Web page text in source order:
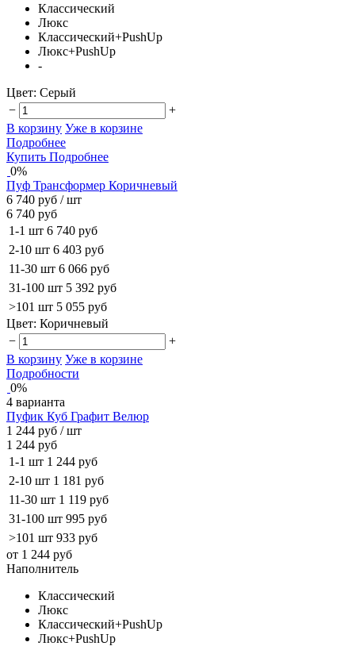
Классический
Люкс
Классический+PushUp
Люкс+PushUp
-
Цвет: Серый
−
+
В корзину Уже в корзине
Подробнее
Купить Подробнее
0%
Пуф Трансформер Коричневый
6 740 руб / шт
6 740 руб
1-1 шт 6 740 руб
2-10 шт 6 403 руб
11-30 шт 6 066 руб
31-100 шт 5 392 руб
>101 шт 5 055 руб
Цвет: Коричневый
−
+
В корзину Уже в корзине
Подробности
0%
4 варианта
Пуфик Куб Графит Велюр
1 244 руб / шт
1 244 руб
1-1 шт 1 244 руб
2-10 шт 1 181 руб
11-30 шт 1 119 руб
31-100 шт 995 руб
>101 шт 933 руб
от 1 244 руб
Наполнитель
Классический
Люкс
Классический+PushUp
Люкс+PushUp